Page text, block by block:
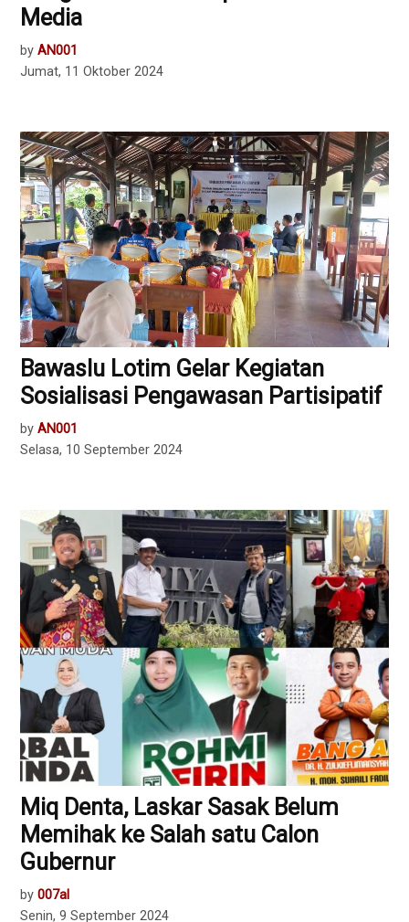
Media
by AN001
Jumat, 11 Oktober 2024
Bawaslu Lotim Gelar Kegiatan
Sosialisasi Pengawasan Partisipatif
by AN001
Selasa, 10 September 2024
Miq Denta, Laskar Sasak Belum
Memihak ke Salah satu Calon
Gubernur
by 007al
Senin, 9 September 2024